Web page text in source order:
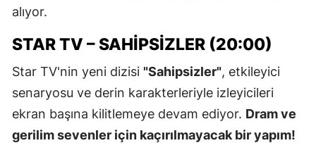
alıyor.
STAR TV – SAHIPSIZLER (20:00)
Star TV'nin yeni dizisi "Sahipsizler", etkileyici
senaryosu ve derin karakterleriyle izleyicileri
ekran başına kilitlemeye devam ediyor. Dram ve
gerilim sevenler için kaçırılmayacak bir yapım!